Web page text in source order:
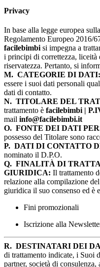
Privacy
In base alla legge europea
Regolamento Europeo 2016/
facilebimbi si impegna a
i principi di correttezza, liceità
riservatezza. Pertanto, si
M. CATEGORIE DI DATI:
essere i suoi dati personali
dati di contatto.
N. TITOLARE DEL
trattamento è facilebimbi |
mail info@facilebimbi.it
O. FONTE DEI DATI
possesso del Titolare sono
P. DATI DI CONTATTO
nominato il D.P.O.
Q. FINALITÀ DI
GIURIDICA: Il trattamento
relazione alla compilazione
giuridica il suo consenso ed è
Fini promozionali
Iscrizione alla
R. DESTINATARI DEI
di trattamento indicate, i Suoi
partner, società di